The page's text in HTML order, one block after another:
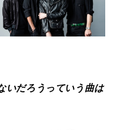
いだろうっていう曲は